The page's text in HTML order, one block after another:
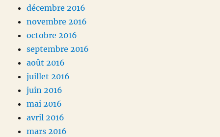
décembre 2016
novembre 2016
octobre 2016
septembre 2016
août 2016
juillet 2016
juin 2016
mai 2016
avril 2016
mars 2016